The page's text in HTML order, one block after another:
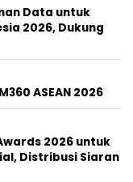
Data untuk
2026, Dukung
ASEAN 2026
2026 untuk
Distribusi Siaran